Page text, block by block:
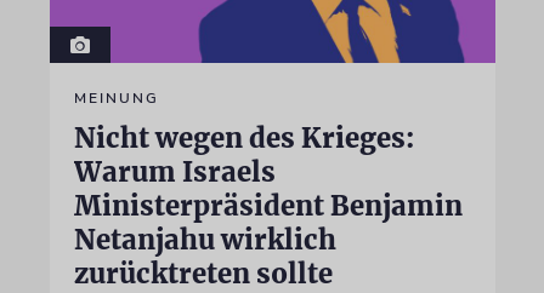
MEINUNG
Nicht wegen des Krieges:
Warum Israels
Ministerpräsident Benjamin
Netanjahu wirklich
zurücktreten sollte